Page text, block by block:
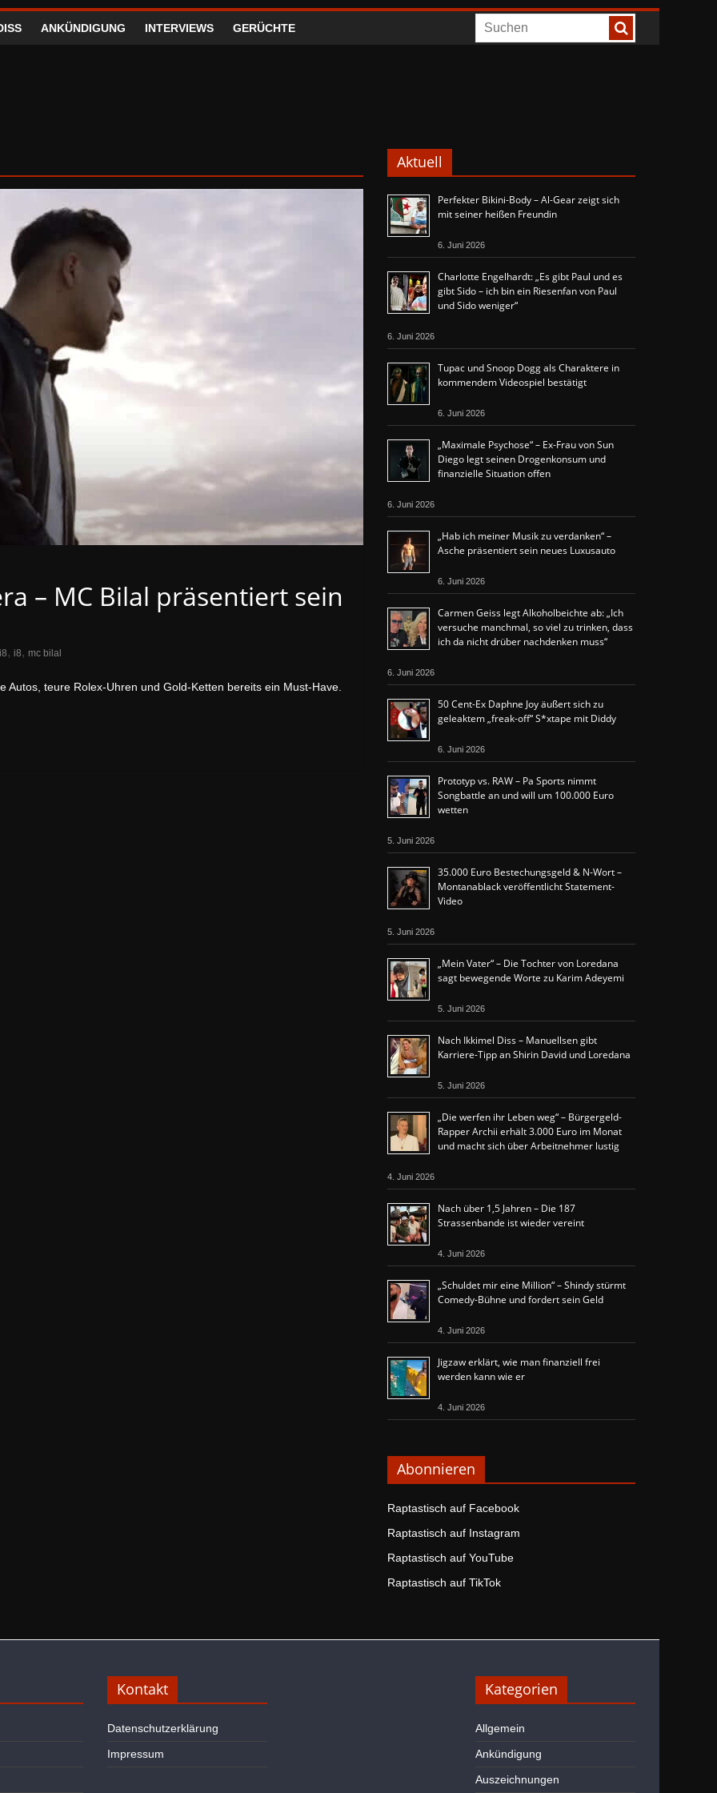
ANKÜNDIGUNG INTERVIEWS GERÜCHTE
– MC Bilal präsentiert sein
, i8, mc bilal
teure Rolex-Uhren und Gold-Ketten bereits ein Must-Have.
Aktuell
Perfekter Bikini-Body – Al-Gear zeigt sich
mit seiner heißen Freundin
6. Juni 2026
Charlotte Engelhardt: „Es gibt Paul und es
gibt Sido – ich bin ein Riesenfan von Paul
und Sido weniger“
6. Juni 2026
Tupac und Snoop Dogg als Charaktere in
kommendem Videospiel bestätigt
6. Juni 2026
„Maximale Psychose“ – Ex-Frau von Sun
Diego legt seinen Drogenkonsum und
finanzielle Situation offen
6. Juni 2026
„Hab ich meiner Musik zu verdanken“ –
Asche präsentiert sein neues Luxusauto
6. Juni 2026
Carmen Geiss legt Alkoholbeichte ab: „Ich
versuche manchmal, so viel zu trinken, dass
ich da nicht drüber nachdenken muss“
6. Juni 2026
50 Cent-Ex Daphne Joy äußert sich zu
geleaktem „freak-off“ S*xtape mit Diddy
6. Juni 2026
Prototyp vs. RAW – Pa Sports nimmt
Songbattle an und will um 100.000 Euro
wetten
5. Juni 2026
35.000 Euro Bestechungsgeld & N-Wort –
Montanablack veröffentlicht Statement-
Video
5. Juni 2026
„Mein Vater“ – Die Tochter von Loredana
sagt bewegende Worte zu Karim Adeyemi
5. Juni 2026
Nach Ikkimel Diss – Manuellsen gibt
Karriere-Tipp an Shirin David und Loredana
5. Juni 2026
„Die werfen ihr Leben weg“ – Bürgergeld-
Rapper Archii erhält 3.000 Euro im Monat
und macht sich über Arbeitnehmer lustig
4. Juni 2026
Nach über 1,5 Jahren – Die 187
Strassenbande ist wieder vereint
4. Juni 2026
„Schuldet mir eine Million“ – Shindy stürmt
Comedy-Bühne und fordert sein Geld
4. Juni 2026
Jigzaw erklärt, wie man finanziell frei
werden kann wie er
4. Juni 2026
Abonnieren
Raptastisch auf Facebook
Raptastisch auf Instagram
Raptastisch auf YouTube
Raptastisch auf TikTok
Kontakt
Datenschutzerklärung
Impressum
Kategorien
Allgemein
Ankündigung
Auszeichnungen